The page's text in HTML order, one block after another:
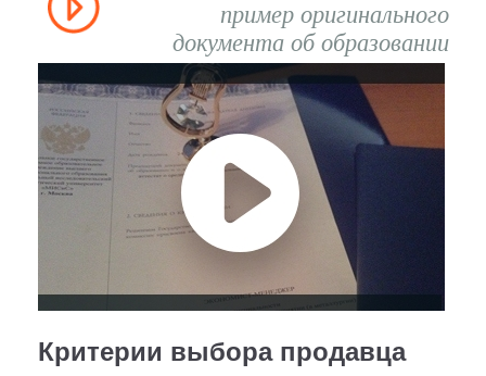
пример оригинального
документа об образовании
Критерии выбора продавца